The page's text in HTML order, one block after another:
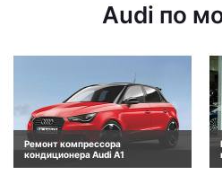
Audi по
Ремонт компрессора
кондиционера Audi A1